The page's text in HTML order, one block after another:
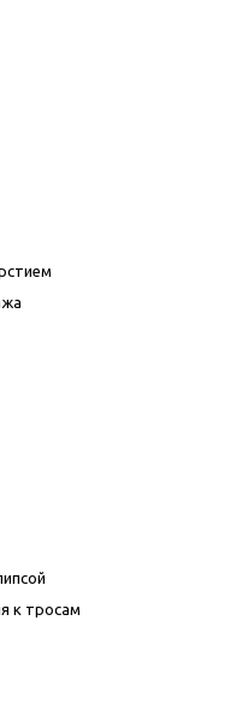
к тросам